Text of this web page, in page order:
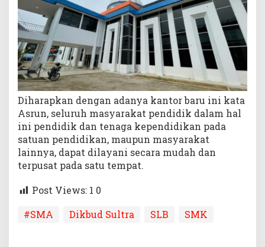
Diharapkan dengan adanya kantor baru ini kata
Asrun, seluruh masyarakat pendidik dalam hal
ini pendidik dan tenaga kependidikan pada
satuan pendidikan, maupun masyarakat
lainnya, dapat dilayani secara mudah dan
terpusat pada satu tempat.
Post Views: 1 0
#SMA
Dikbud Sultra SLB SMK